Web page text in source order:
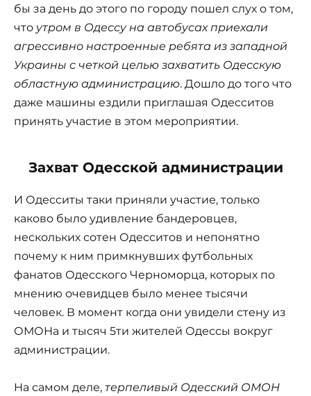
бы за день до этого по городу пошел слух о том,
что утром в Одессу на автобусах приехали
агрессивно настроенные ребята из западной
Украины с четкой целью захватить Одесскую
областную администрацию. Дошло до того что
даже машины ездили приглашая Одесситов
принять участие в этом мероприятии.
Захват Одесской администрации
И Одесситы таки приняли участие, только
каково было удивление бандеровцев,
нескольких сотен Одесситов и непонятно
почему к ним примкнувших футбольных
фанатов Одесского Черноморца, которых по
мнению очевидцев было менее тысячи
человек. В момент когда они увидели стену из
ОМОНа и тысяч 5ти жителей Одессы вокруг
администрации.
На самом деле, терпеливый Одесский ОМОН